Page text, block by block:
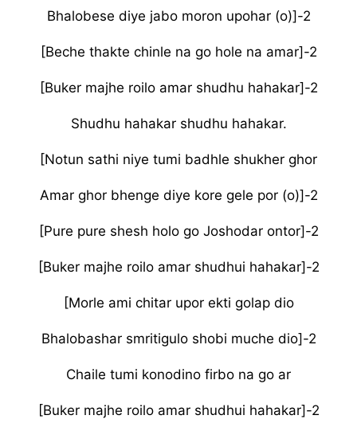
Bhalobese diye jabo moron upohar (o)]-2
[Beche thakte chinle na go hole na amar]-2
[Buker majhe roilo amar shudhu hahakar]-2
Shudhu hahakar shudhu hahakar.
[Notun sathi niye tumi badhle shukher ghor
Amar ghor bhenge diye kore gele por (o)]-2
[Pure pure shesh holo go Joshodar ontor]-2
[Buker majhe roilo amar shudhui hahakar]-2
[Morle ami chitar upor ekti golap dio
Bhalobashar smritigulo shobi muche dio]-2
Chaile tumi konodino firbo na go ar
[Buker majhe roilo amar shudhui hahakar]-2